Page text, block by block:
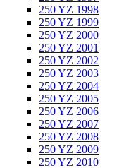
250 YZ 1998
250 YZ 1999
250 YZ 2000
250 YZ 2001
250 YZ 2002
250 YZ 2003
250 YZ 2004
250 YZ 2005
250 YZ 2006
250 YZ 2007
250 YZ 2008
250 YZ 2009
250 YZ 2010